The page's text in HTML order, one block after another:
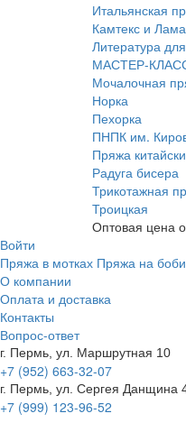
Итальянская
Камтекс и Лама
Литература
МАСТЕР-
Мочалочная
Норка
Пехорка
ПНПК им.
Пряжа
Радуга бисера
Трикотажная
Троицкая
Оптовая цена
Войти
Пряжа в мотках Пряжа на
О компании
Оплата и доставка
Контакты
Вопрос-ответ
г. Пермь, ул. Маршрутная 10
+7 (952) 663-32-07
г. Пермь, ул. Сергея Данщина
+7 (999) 123-96-52